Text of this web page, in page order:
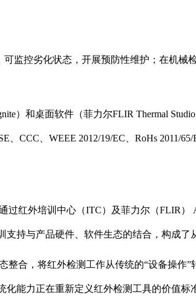
监控劣化状态，开展预防性维护；在机械
）和桌面软件（菲力尔FLIR Thermal
CCC、WEEE 2012/19/EC、RoHs 2011/
红外培训中心（ITC）及菲力尔（FLIR）
持与产品硬件、软件生态的结合，构成了
合，将红外检测工作从传统的“设备操作
能力正在重新定义红外检测工具的价值标